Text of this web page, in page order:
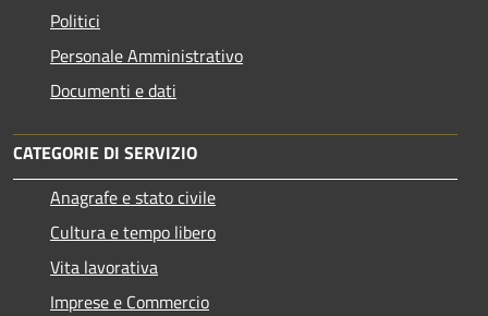
Politici
Personale Amministrativo
Documenti e dati
CATEGORIE DI SERVIZIO
Anagrafe e stato civile
Cultura e tempo libero
Vita lavorativa
Imprese e Commercio